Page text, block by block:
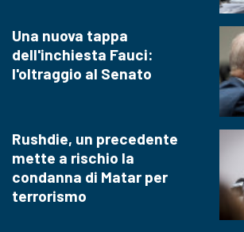
Una nuova tappa
dell'inchiesta Fauci:
l'oltraggio al Senato
Rushdie, un precedente
mette a rischio la
condanna di Matar per
terrorismo